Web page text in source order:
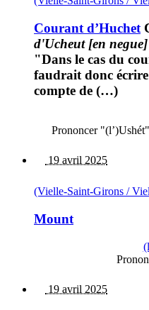
Courant d’Huchet
d'Ucheut [en negue]
"Dans le cas du
faudrait donc
compte de (…)
Prononcer
19 avril 2025
(Vielle-Saint-Girons /
Mount
19 avril 2025